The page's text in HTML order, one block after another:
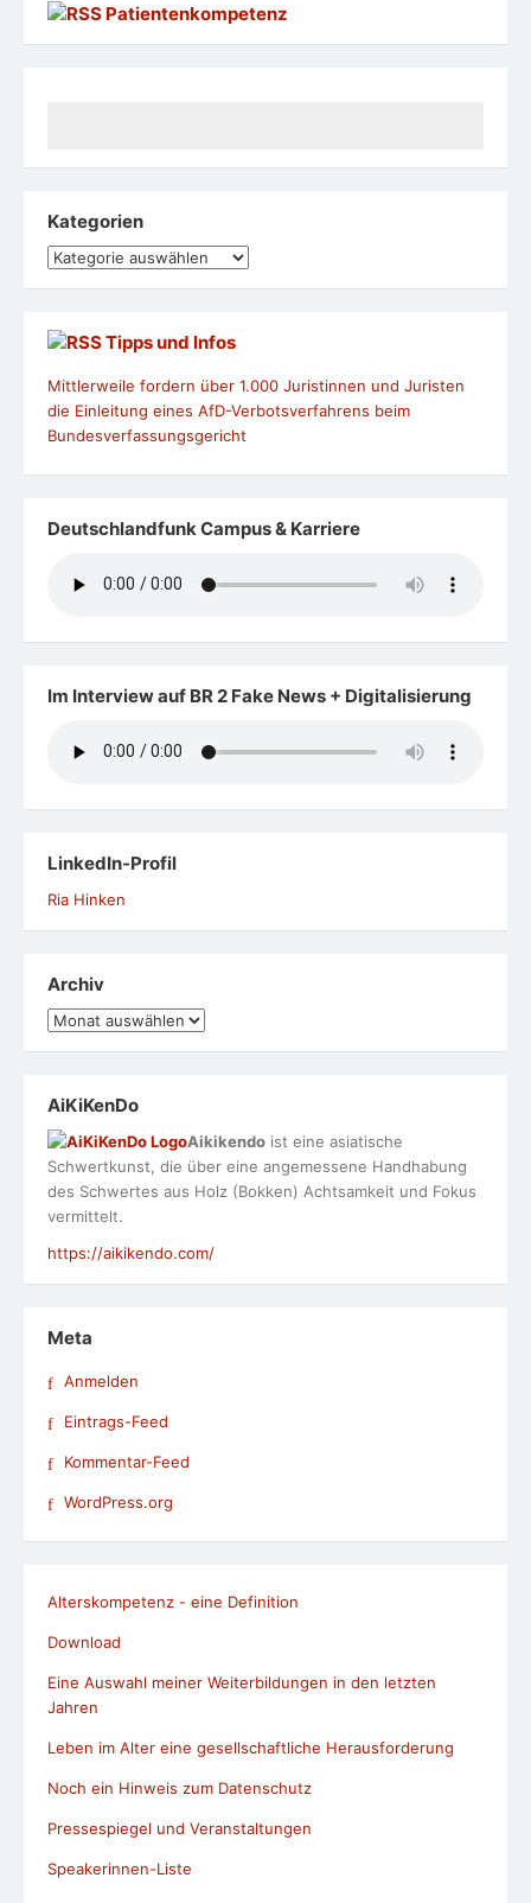
Patientenkompetenz
Kategorien
Kategorien
Tipps und Infos
Mittlerweile fordern über 1.000 Juristinnen und Juristen
die Einleitung eines AfD-Verbotsverfahrens beim
Bundesverfassungsgericht
Deutschlandfunk Campus & Karriere
Im Interview auf BR 2 Fake News + Digitalisierung
LinkedIn-Profil
Ria Hinken
Archiv
Archiv
AiKiKenDo
Aikikendo ist eine asiatische
Schwertkunst, die über eine angemessene Handhabung
des Schwertes aus Holz (Bokken) Achtsamkeit und Fokus
vermittelt.
https://aikikendo.com/
Meta
Anmelden
Eintrags-Feed
Kommentar-Feed
WordPress.org
Alterskompetenz - eine Definition
Download
Eine Auswahl meiner Weiterbildungen in den letzten
Jahren
Leben im Alter eine gesellschaftliche Herausforderung
Noch ein Hinweis zum Datenschutz
Pressespiegel und Veranstaltungen
Speakerinnen-Liste